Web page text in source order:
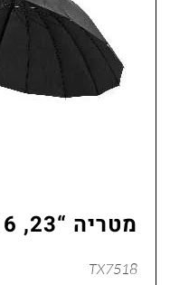
מטריה “23, 16 צלעות – טיפינג
TX7518